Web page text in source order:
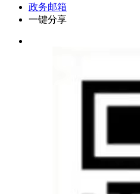
政务邮箱
一键分享